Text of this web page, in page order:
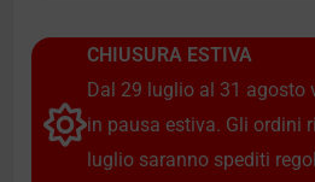
CHIUSURA ESTIVA
Dal 29 luglio al 31
in pausa estiva. Gli ordini
luglio saranno spediti